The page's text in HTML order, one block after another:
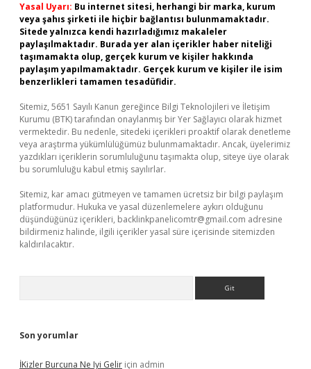
Yasal Uyarı: Bu internet sitesi, herhangi bir marka, kurum
veya şahıs şirketi ile hiçbir bağlantısı bulunmamaktadır.
Sitede yalnızca kendi hazırladığımız makaleler
paylaşılmaktadır. Burada yer alan içerikler haber niteliği
taşımamakta olup, gerçek kurum ve kişiler hakkında
paylaşım yapılmamaktadır. Gerçek kurum ve kişiler ile isim
benzerlikleri tamamen tesadüfidir.
Sitemiz, 5651 Sayılı Kanun gereğince Bilgi Teknolojileri ve İletişim
Kurumu (BTK) tarafından onaylanmış bir Yer Sağlayıcı olarak hizmet
vermektedir. Bu nedenle, sitedeki içerikleri proaktif olarak denetleme
veya araştırma yükümlülüğümüz bulunmamaktadır. Ancak, üyelerimiz
yazdıkları içeriklerin sorumluluğunu taşımakta olup, siteye üye olarak
bu sorumluluğu kabul etmiş sayılırlar.
Sitemiz, kar amacı gütmeyen ve tamamen ücretsiz bir bilgi paylaşım
platformudur. Hukuka ve yasal düzenlemelere aykırı olduğunu
düşündüğünüz içerikleri, backlinkpanelicomtr@gmail.com adresine
bildirmeniz halinde, ilgili içerikler yasal süre içerisinde sitemizden
kaldırılacaktır.
Son yorumlar
İKizler Burcuna Ne Iyi Gelir için admin